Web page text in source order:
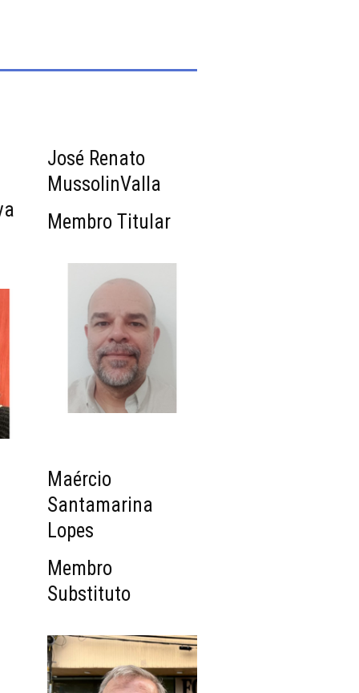
José Renato
MussolinValla
Membro Titular
Maércio
Santamarina
Lopes
Membro
Substituto